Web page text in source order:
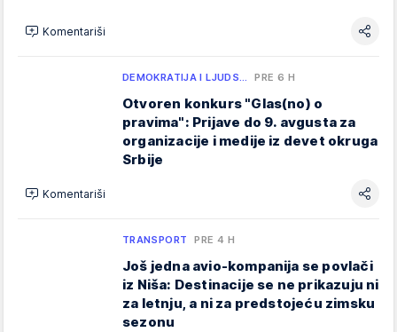
Komentariši
DEMOKRATIJA I LJUDS… PRE 6 H
Otvoren konkurs "Glas(no) o
pravima": Prijave do 9. avgusta za
organizacije i medije iz devet okruga
Srbije
Komentariši
TRANSPORT PRE 4 H
Još jedna avio-kompanija se povlači
iz Niša: Destinacije se ne prikazuju ni
za letnju, a ni za predstojeću zimsku
sezonu